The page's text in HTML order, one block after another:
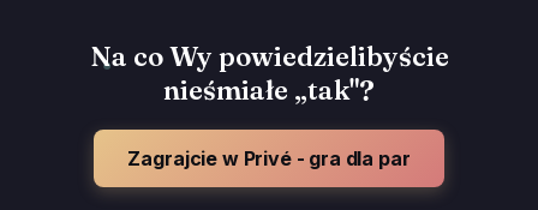
Na co Wy powiedzielibyście
nieśmiałe „tak"?
Zagrajcie w Privé - gra dla par